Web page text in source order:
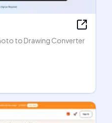
to Drawing Converter